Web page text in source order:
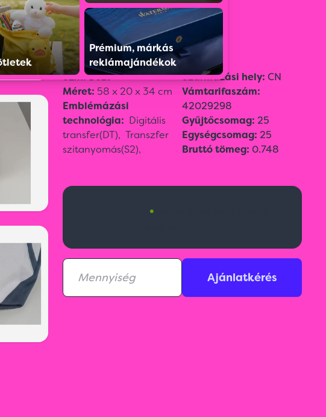
Prémium, márkás
reklámajándékok
Színválaszték:
Szín:Bézs
Méret: 58 x 20 x 34 cm
Emblémázási
technológia: Digitális
transfer(DT), Transzfer
szitanyomás(S2),
Származási hely: CN
Vámtarifaszám:
42029298
Gyűjtőcsomag: 25
Egységcsomag: 25
Bruttó tömeg: 0.748
•
Ajánlatkérés